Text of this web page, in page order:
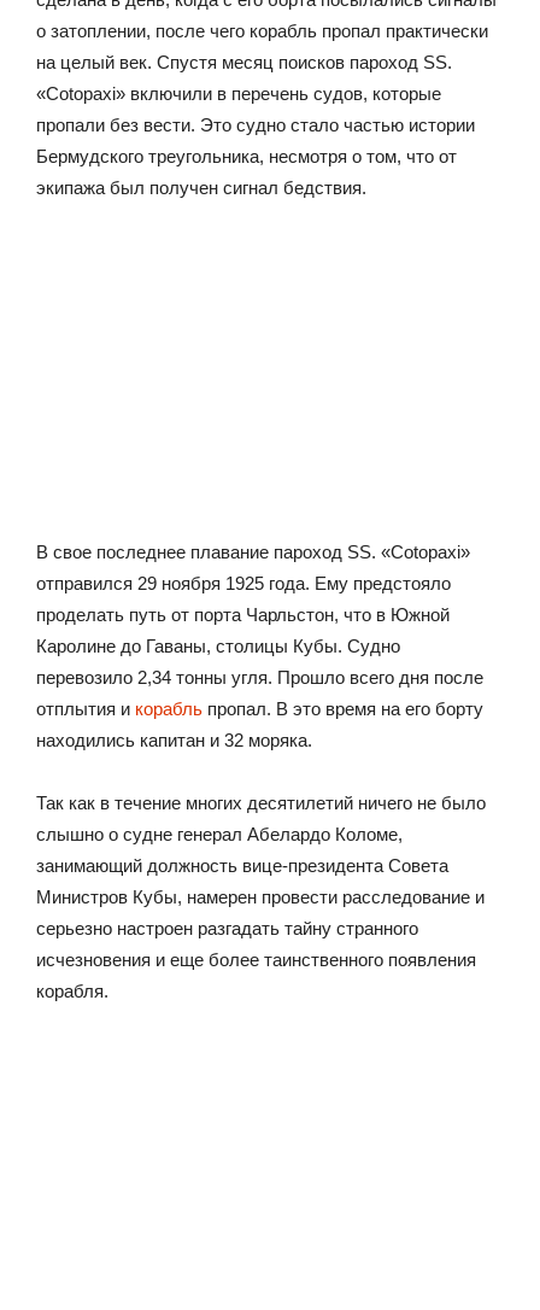
о затоплении, после чего корабль пропал практически
на целый век. Спустя месяц поисков пароход SS.
«Cotopaxi» включили в перечень судов, которые
пропали без вести. Это судно стало частью истории
Бермудского треугольника, несмотря о том, что от
экипажа был получен сигнал бедствия.
В свое последнее плавание пароход SS. «Cotopaxi»
отправился 29 ноября 1925 года. Ему предстояло
проделать путь от порта Чарльстон, что в Южной
Каролине до Гаваны, столицы Кубы. Судно
перевозило 2,34 тонны угля. Прошло всего дня после
отплытия и корабль пропал. В это время на его борту
находились капитан и 32 моряка.
Так как в течение многих десятилетий ничего не было
слышно о судне генерал Абелардо Коломе,
занимающий должность вице-президента Совета
Министров Кубы, намерен провести расследование и
серьезно настроен разгадать тайну странного
исчезновения и еще более таинственного появления
корабля.